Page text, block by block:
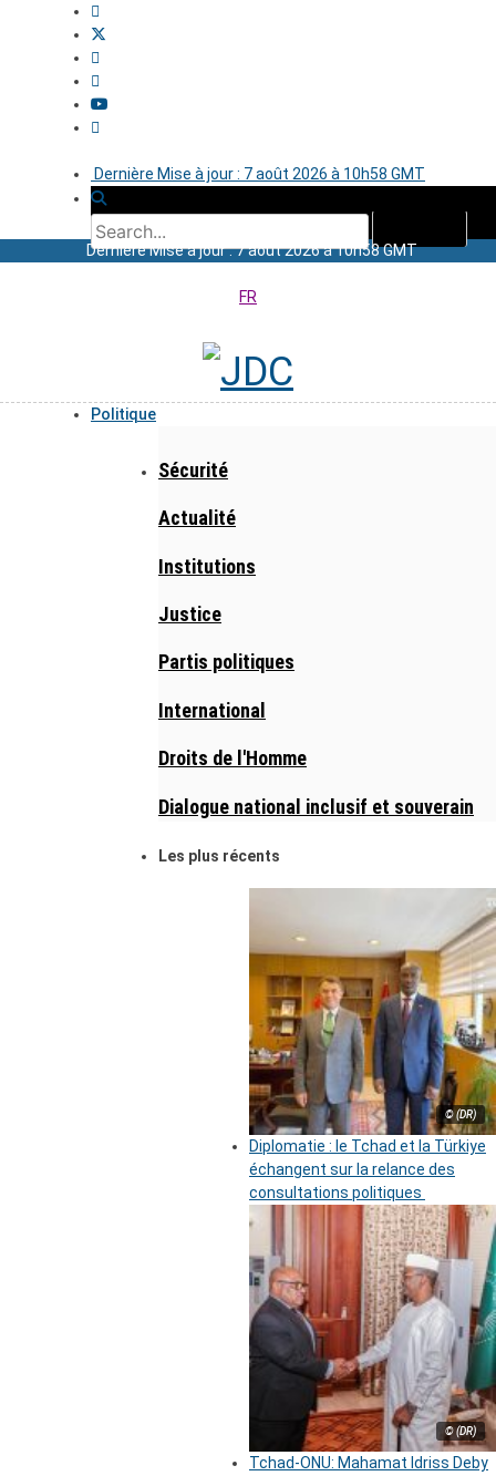
Dernière Mise à jour : 7 août 2026 à 10h58 GMT
Dernière Mise à jour : 7 août 2026 à 10h58 GMT
FR
Politique
Sécurité
Actualité
Institutions
Justice
Partis politiques
International
Droits de l'Homme
Dialogue national inclusif et souverain
Les plus récents
© (DR)
Diplomatie : le Tchad et la Türkiye
échangent sur la relance des
consultations politiques
© (DR)
Tchad-ONU: Mahamat Idriss Deby